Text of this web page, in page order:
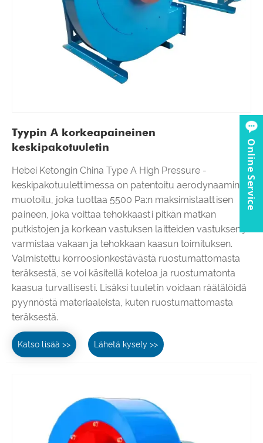
Tyypin A korkeapaineinen
keskipakotuuletin
Hebei Ketongin China Type A High Pressure -
keskipakotuulettimessa on patentoitu aerodynaaminen
muotoilu, joka tuottaa 5500 Pa:n maksimistaattisen
paineen, joka voittaa tehokkaasti pitkän matkan
putkistojen ja korkean vastuksen laitteiden vastuksen ja
varmistaa vakaan ja tehokkaan kaasun toimituksen.
Valmistettu korroosionkestävästä ruostumattomasta
teräksestä, se voi käsitellä koteloa ja ruostumatonta
kaasua turvallisesti. Lisäksi tuuletin voidaan räätälöidä
pyynnöstä materiaaleista, kuten ruostumattomasta
teräksestä.
Katso lisää >> Lähetä kysely >>
Online Service